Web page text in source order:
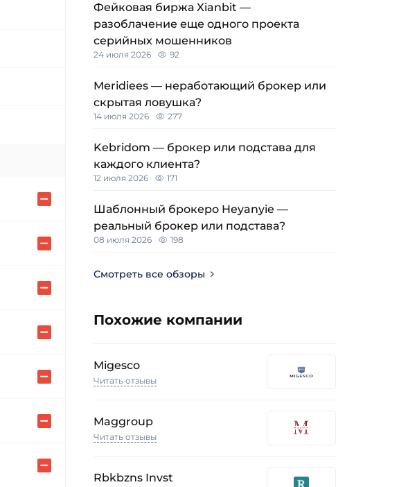
Фейковая биржа Xianbit —
разоблачение еще одного проекта
серийных мошенников
24 июля 2026 92
Meridiees — неработающий брокер или
скрытая ловушка?
14 июля 2026 277
Kebridom — брокер или подстава для
каждого клиента?
12 июля 2026 171
Шаблонный брокеро Heyanyie —
реальный брокер или подстава?
08 июля 2026 198
Смотреть все обзоры
Похожие компании
Migesco
Читать отзывы
Maggroup
Читать отзывы
Rbkbzns Invst